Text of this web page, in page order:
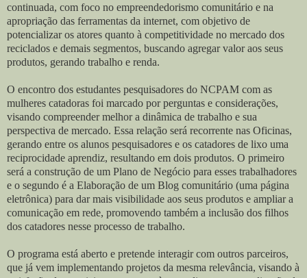
continuada, com foco no empreendedorismo comunitário e na
apropriação das ferramentas da internet, com objetivo de
potencializar os atores quanto à competitividade no mercado dos
reciclados e demais segmentos, buscando agregar valor aos seus
produtos, gerando trabalho e renda.
O encontro dos estudantes pesquisadores do NCPAM com as
mulheres catadoras foi marcado por perguntas e considerações,
visando compreender melhor a dinâmica de trabalho e sua
perspectiva de mercado. Essa relação será recorrente nas Oficinas,
gerando entre os alunos pesquisadores e os catadores de lixo uma
reciprocidade aprendiz, resultando em dois produtos. O primeiro
será a construção de um Plano de Negócio para esses trabalhadores
e o segundo é a Elaboração de um Blog comunitário (uma página
eletrônica) para dar mais visibilidade aos seus produtos e ampliar a
comunicação em rede, promovendo também a inclusão dos filhos
dos catadores nesse processo de trabalho.
O programa está aberto e pretende interagir com outros parceiros,
que já vem implementando projetos da mesma relevância, visando à